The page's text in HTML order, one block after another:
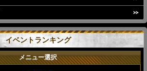
イベントランキング
メニュー選択